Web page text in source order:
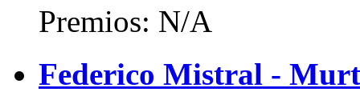
Premios: N/A
Federico Mistral -